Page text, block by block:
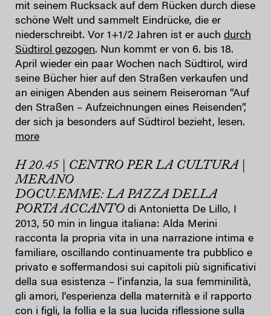
mit seinem Rucksack auf dem Rücken durch diese
schöne Welt und sammelt Eindrücke, die er
niederschreibt. Vor 1+1/2 Jahren ist er auch durch
Südtirol gezogen. Nun kommt er von 6. bis 18.
April wieder ein paar Wochen nach Südtirol, wird
seine Bücher hier auf den Straßen verkaufen und
an einigen Abenden aus seinem Reiseroman “Auf
den Straßen – Aufzeichnungen eines Reisenden”,
der sich ja besonders auf Südtirol bezieht, lesen.
more
H 20.45 | CENTRO PER LA CULTURA |
MERANO
DOCU.EMME: LA PAZZA DELLA
PORTA ACCANTO di Antonietta De Lillo, I
2013, 50 min in lingua italiana: Alda Merini
racconta la propria vita in una narrazione intima e
familiare, oscillando continuamente tra pubblico e
privato e soffermandosi sui capitoli più significativi
della sua esistenza – l’infanzia, la sua femminilità,
gli amori, l’esperienza della maternità e il rapporto
con i figli, la follia e la sua lucida riflessione sulla